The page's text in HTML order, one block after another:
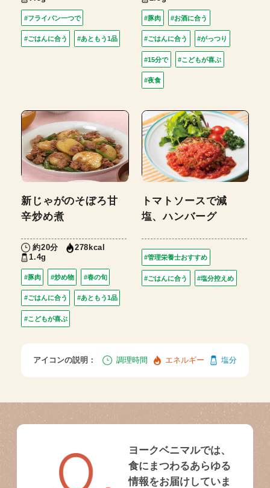
#フライパン一つで
#ごはんに合う #あともう1品
#豚肉 #お酒に合う
#ごはんに合う #がっつり
#15分で #こどもが喜ぶ
#夜食
新じゃがのそぼろ甘
辛炒め煮
約20分
278kcal
1.4g
#豚肉 #炒め物 #春の旬
#ごはんに合う #あともう1品
#こどもが喜ぶ
トマトソースで減
塩、ハンバーグ
#管理栄養士おすすめ
#ごはんに合う #塩分控えめ
アイコンの説明： 調理時間 エネルギー 塩分
ヨークベニマルでは、
食にまつわるあらゆる
情報をお届けしていま